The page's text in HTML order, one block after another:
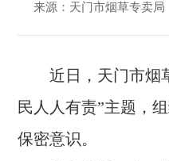
来源：天门市烟草专卖局
近日，天门市烟
民人人有责”主题，
保密意识。